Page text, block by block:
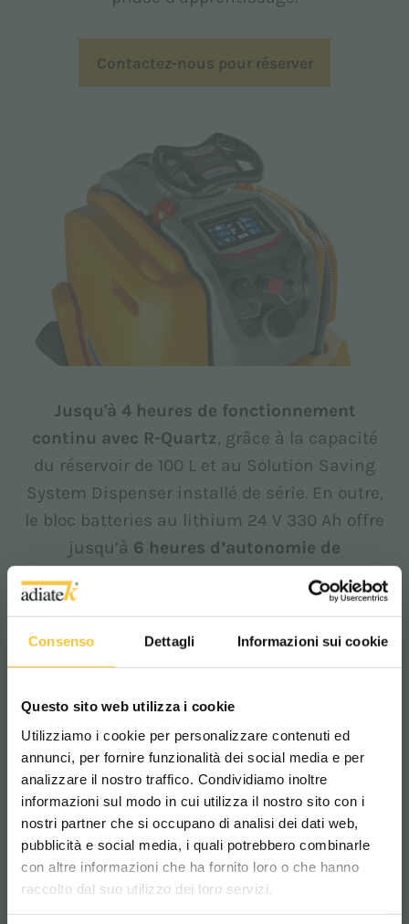
Consenso Dettagli Informazioni sui cookie
Questo sito web utilizza i cookie
Utilizziamo i cookie per personalizzare contenuti ed
annunci, per fornire funzionalità dei social media e per
analizzare il nostro traffico. Condividiamo inoltre
informazioni sul modo in cui utilizza il nostro sito con i
nostri partner che si occupano di analisi dei dati web,
pubblicità e social media, i quali potrebbero combinarle
con altre informazioni che ha fornito loro o che hanno
raccolto dal suo utilizzo dei loro servizi.
Contactez-nous pour réserver
Jusqu'à 4 heures de fonctionnement
continu avec R-Quartz, grâce à la capacité
du réservoir de 100 L et au Solution Saving
System Dispenser installé de série. En outre,
le bloc batteries au lithium 24 V 330 Ah offre
jusqu’à 6 heures d’autonomie de
fonctionnement et une recharge rapide en
itinéraires. Le tableau de bord à écran tactile
de 7 pouces permet une communication
simple entre la machine et son opérateur.
Avec R-Quartz, vous travaillez en toute
sécuritégrâce aux trois systèmes de
sécurité qui fonctionnent simultanément,
permettant à la machine de se déplacer de
Scegli il paese in cui ti trovi e la tua
lingua per una migliore esperienza di
navigazione